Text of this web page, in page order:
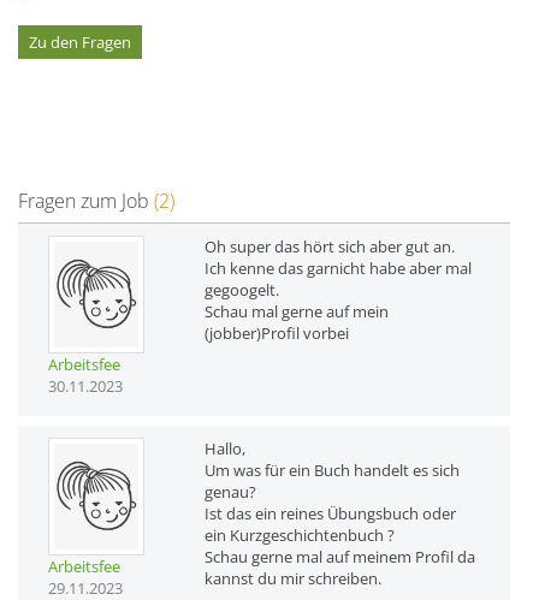
Zu den Fragen
Fragen zum Job (2)
Arbeitsfee
30.11.2023
Oh super das hört sich aber gut an.
Ich kenne das garnicht habe aber mal
gegoogelt.
Schau mal gerne auf mein
(jobber)Profil vorbei
Arbeitsfee
29.11.2023
Hallo,
Um was für ein Buch handelt es sich
genau?
Ist das ein reines Übungsbuch oder
ein Kurzgeschichtenbuch ?
Schau gerne mal auf meinem Profil da
kannst du mir schreiben.